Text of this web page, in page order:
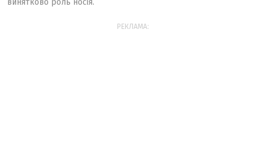
винятково роль носія.
РЕКЛАМА: